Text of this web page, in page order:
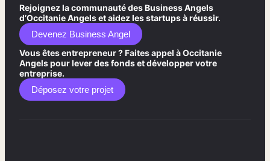
Rejoignez la communauté des Business Angels
d’Occitanie Angels et aidez les startups à réussir.
Devenez Business Angel
Vous êtes entrepreneur ? Faites appel à Occitanie
Angels pour lever des fonds et développer votre
entreprise.
Déposez votre projet